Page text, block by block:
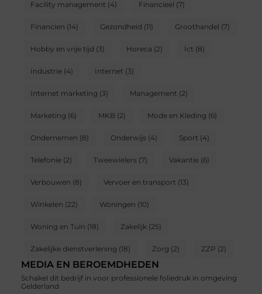
Facility management (4) Financieel (7)
Financien (14) Gezondheid (11) Groothandel (7)
Hobby en vrije tijd (3) Horeca (2) Ict (8)
Industrie(4) Internet (3)
Internet marketing (3) Management (2)
Marketing (6) MKB (2) Mode en Kleding (6)
Ondernemen (8) Onderwijs(4) Sport (4)
Telefonie(2) Tweewielers(7) Vakantie(6)
Verbouwen (8) Vervoer en transport (13)
Winkelen (22) Woningen (10)
Woning en Tuin (18) Zakelijk(25)
Zakelijke dienstverlening (18) Zorg (2) ZZP (2)
MEDIA EN BEROEMDHEDEN
Schakel dit bedrijf in voor professionele foliedruk in omgeving
Gelderland